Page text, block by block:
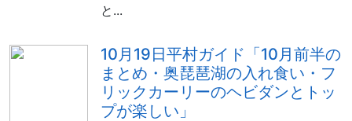
と...
10月19日平村ガイド「10月前半の
まとめ・奥琵琶湖の入れ食い・フ
リックカーリーのヘビダンとトッ
プが楽しい」